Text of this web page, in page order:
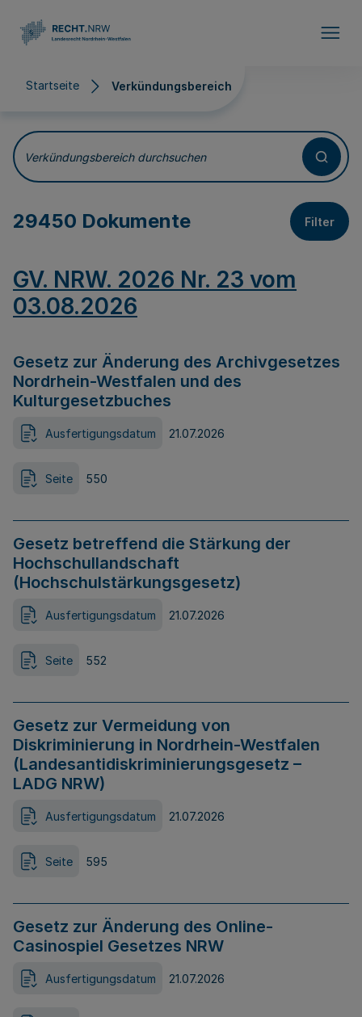
Startseite Verkündungsbereich
Verkündungsbereich
Verkündungsbereich durchsuchen
29450 Dokumente Filter
GV. NRW. 2026 Nr. 23 vom
03.08.2026
Gesetz zur Änderung des Archivgesetzes
Nordrhein-Westfalen und des
Kulturgesetzbuches
Ausfertigungsdatum 21.07.2026
Seite 550
Gesetz betreffend die Stärkung der
Hochschullandschaft
(Hochschulstärkungsgesetz)
Ausfertigungsdatum 21.07.2026
Seite 552
Gesetz zur Vermeidung von
Diskriminierung in Nordrhein-Westfalen
(Landesantidiskriminierungsgesetz –
LADG NRW)
Ausfertigungsdatum 21.07.2026
Seite 595
Gesetz zur Änderung des Online-
Casinospiel Gesetzes NRW
Ausfertigungsdatum 21.07.2026